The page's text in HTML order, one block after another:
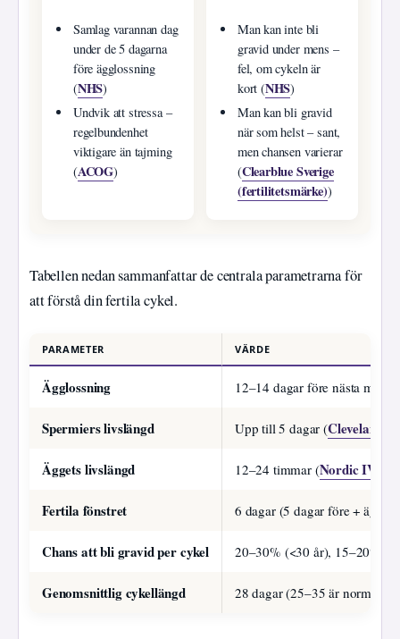
Samlag varannan dag
under de 5 dagarna
före ägglossning
(NHS)
Undvik att stressa –
regelbundenhet
viktigare än tajming
(ACOG)
Man kan inte bli
gravid under mens –
fel, om cykeln är
kort (NHS)
Man kan bli gravid
när som helst – sant,
men chansen varierar
(Clearblue Sverige
(fertilitetsmärke))
Tabellen nedan sammanfattar de centrala parametrarna för
att förstå din fertila cykel.
PARAMETER VÄRDE
Ägglossning 12–14 dagar före nästa mens
Spermiers livslängd Upp till 5 dagar (Cleveland
Äggets livslängd 12–24 timmar (Nordic IVF
Fertila fönstret 6 dagar (5 dagar före +
Chans att bli gravid per cykel 20–30% (<30 år), 15–20%
Genomsnittlig cykellängd 28 dagar (25–35 är normalt)